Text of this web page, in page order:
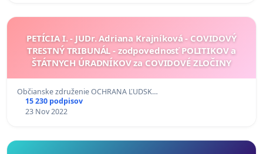
PETÍCIA I. - JUDr. Adriana Krajníková - COVIDOVÝ
TRESTNÝ TRIBUNÁL - zodpovednosť POLITIKOV a
ŠTÁTNYCH ÚRADNÍKOV za COVIDOVÉ ZLOČINY
Občianske združenie OCHRANA ĽUDSK…
15 230 podpisov
23 Nov 2022